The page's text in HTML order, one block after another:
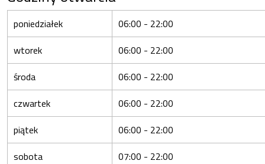
poniedziałek
06:00 - 22:00
wtorek
06:00 - 22:00
środa
06:00 - 22:00
czwartek
06:00 - 22:00
piątek
06:00 - 22:00
sobota
07:00 - 22:00